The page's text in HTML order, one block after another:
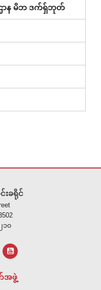
ာန မိဘ ဒက်ရှ်ဘုတ်(ပြတင်းပ
အသစ်
ဖွင့်
းခရိုင်
၁၀
အဖွဲ့